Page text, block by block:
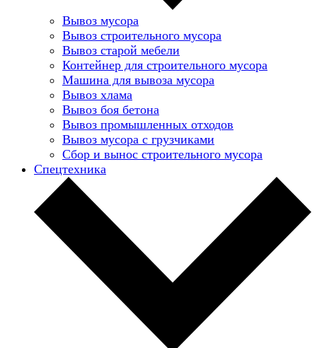
Вывоз мусора
Вывоз строительного мусора
Вывоз старой мебели
Контейнер для строительного мусора
Машина для вывоза мусора
Вывоз хлама
Вывоз боя бетона
Вывоз промышленных отходов
Вывоз мусора с грузчиками
Сбор и вынос строительного мусора
Спецтехника